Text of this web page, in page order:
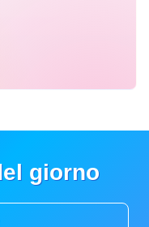
giorno